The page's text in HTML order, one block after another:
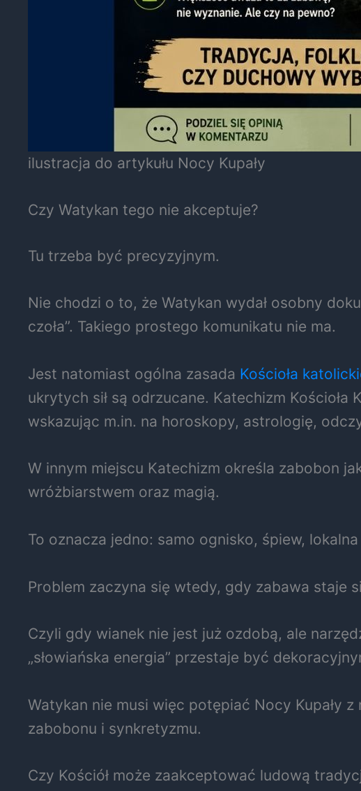
ilustracja do artykułu Nocy Kupały
Czy Watykan tego nie akceptuje?
Tu trzeba być precyzyjnym.
Nie chodzi o to, że Watykan wydał osobny
czoła”. Takiego prostego komunikatu nie ma.
Jest natomiast ogólna zasada Kościoła
ukrytych sił są odrzucane. Katechizm
wskazując m.in. na horoskopy, astrologię,
W innym miejscu Katechizm określa zabobon
wróżbiarstwem oraz magią.
To oznacza jedno: samo ognisko, śpiew,
Problem zaczyna się wtedy, gdy zabawa staje
Czyli gdy wianek nie jest już ozdobą, ale
„słowiańska energia” przestaje być
Watykan nie musi więc potępiać Nocy Kupały
zabobonu i synkretyzmu.
Czy Kościół może zaakceptować ludową